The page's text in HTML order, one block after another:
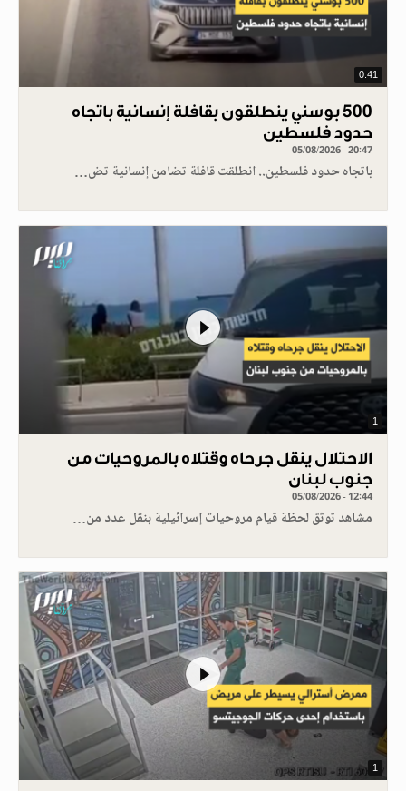
0.41
500 بوسني ينطلقون بقافلة إنسانية باتجاه
حدود فلسطين
05/08/2026 - 20:47
باتجاه حدود فلسطين.. انطلقت قافلة تضامن إنسانية تض…
1
الاحتلال ينقل جرحاه وقتلاه بالمروحيات من
جنوب لبنان
05/08/2026 - 12:44
مشاهد توثق لحظة قيام مروحيات إسرائيلية بنقل عدد من…
1